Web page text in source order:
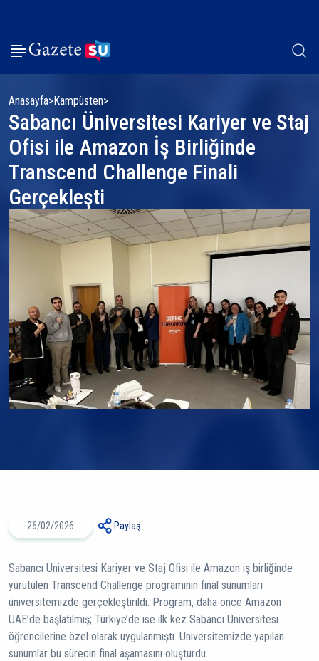
Anasayfa Kampüsten
Sabancı Üniversitesi Kariyer ve Staj
Ofisi ile Amazon İş Birliğinde
Transcend Challenge Finali
Gerçekleşti
26/02/2026 Paylaş
Sabancı Üniversitesi Kariyer ve Staj Ofisi ile Amazon iş birliğinde
yürütülen Transcend Challenge programının final sunumları
üniversitemizde gerçekleştirildi. Program, daha önce Amazon
UAE’de başlatılmış; Türkiye’de ise ilk kez Sabancı Üniversitesi
öğrencilerine özel olarak uygulanmıştı. Üniversitemizde yapılan
sunumlar bu sürecin final aşamasını oluşturdu.